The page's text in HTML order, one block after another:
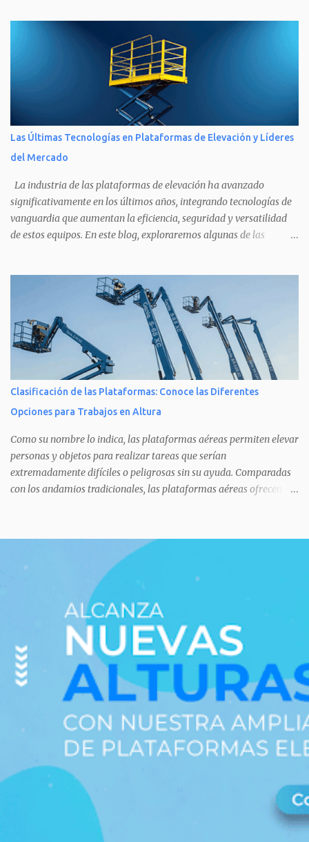
equipo de protección personal (EPP): No usar casco, arnés o
cualquier otra protección necesaria puede aumentar el riesgo de
lesiones. Mala comunicación entre operadores y señalizadores: No
establecer señales claras puede llevar a accidentes, especialmente
en espacios reducidos. No tener en cuenta las condiciones
ambientales: Ignorar factores como el viento, la lluvia o el terreno
irregular puede hacer que la operación sea peligrosa. Realizar
movimientos bruscos: Acelerar o maniobrar de manera
inadecuada puede desestabil...
Las Últimas Tecnologías en Plataformas de Elevación y Líderes
del Mercado
La industria de las plataformas de elevación ha avanzado
significativamente en los últimos años, integrando tecnologías de
vanguardia que aumentan la eficiencia, seguridad y versatilidad
de estos equipos. En este blog, exploraremos algunas de las
**Sistemas de Control Electrónico**: Los avances en tecnología
electrónica han permitido desarrollar sistemas de control más
precisos y fáciles de manejar. Muchas plataformas ahora cuentan
con controles intuitivos digitales, lo que ayuda a los operarios a
funcionar de manera más eficiente y segura. **Telemática**: La
telemática permite seguir la localización y el estado de las
plataformas en tiempo real. Esto no solo ayuda a mejorar la
que puede reducir los tiempos de inactividad y optimizar la
gestión de flotas. **Fuentes de Energ...
Clasificación de las Plataformas: Conoce las Diferentes
Opciones para Trabajos en Altura
Como su nombre lo indica, las plataformas aéreas permiten elevar
personas y objetos para realizar tareas que serían
extremadamente difíciles o peligrosas sin su ayuda. Comparadas
con los andamios tradicionales, las plataformas aéreas ofrecen
una variedad de trabajos, como limpieza de vidrios, pintura,
mantenimiento de techos y fachadas, instalaciones eléctricas,
montaje de publicidad y creación de murales. Tipos de
Plataformas según su Sistema de Elevación Plataformas de Tijera :
Las plataformas de tijera son conocidas por su capacidad de
elevarse únicamente en vertical, gracias a su estructura que se
asemeja a una tijera. Este tipo de plataforma es ideal para
trabajos de construcción, mantenimiento y situaciones de
emergencia donde se necesita acceso rápido a edificios o viviendas.
Su diseño robusto y estable permite realizar tareas en altura con
gran seguridad...